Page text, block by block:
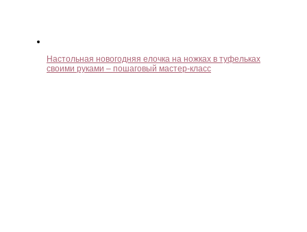
Настольная новогодняя елочка на ножках в туфельках
своими руками – пошаговый мастер-класс